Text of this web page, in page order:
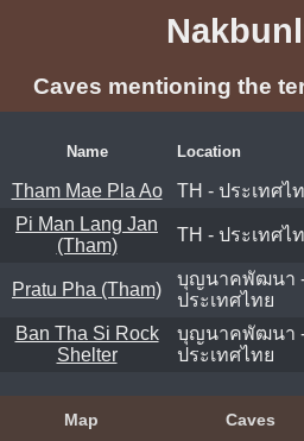
Caves mentioning the
Name Location
Tham Mae Pla Ao TH - ประเทศไ
Pi Man Lang Jan
(Tham)
TH - ประเทศไ
Pratu Pha (Tham)
บุญนาคพัฒนา -
ประเทศไทย
Ban Tha Si Rock
Shelter
บุญนาคพัฒนา -
ประเทศไทย
Map Caves